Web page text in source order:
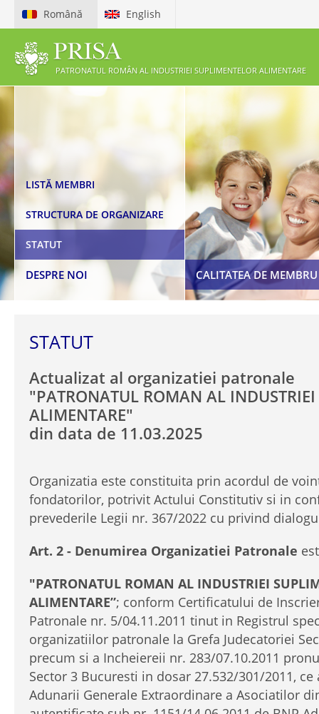
Română English
PATRONATUL ROMÂN AL INDUSTRIEI SUPLIMENTELOR ALIMENTARE
LISTĂ MEMBRI
STRUCTURA DE ORGANIZARE
STATUT
DESPRE NOI
PREZENTARE PRISA
BENEFICII MEMBRI
CERERE DE ADERARE LA PRISA
CALITATEA DE MEMBRU
ETICHETAREA ȘI
SUPLIMENTELOR
COD DE ETICĂ
LEGISLAȚIE
STATUT
Actualizat al organizatiei patronale
"PATRONATUL ROMAN AL
ALIMENTARE"
din data de 11.03.2025
Organizatia este constituita prin acordul de
fondatorilor, potrivit Actului Constitutiv si in
prevederile Legii nr. 367/2022 cu privind
Art. 2 - Denumirea Organizatiei Patronale
"PATRONATUL ROMAN AL INDUSTRIEI
ALIMENTARE”; conform Certificatului de
Patronale nr. 5/04.11.2011 tinut in Registrul
organizatiilor patronale la Grefa Judecatoriei
precum si a Incheiereii nr. 283/07.10.2011
Sector 3 Bucuresti in dosar 27.532/301/2011,
Adunarii Generale Extraordinare a Asociatilor